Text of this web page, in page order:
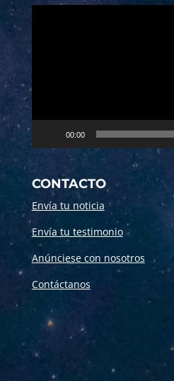
00:00
CONTACTO
Envía tu noticia
Envía tu testimonio
Anúnciese con nosotros
Contáctanos